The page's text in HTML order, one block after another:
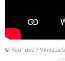
© YouТube / Vilniaus